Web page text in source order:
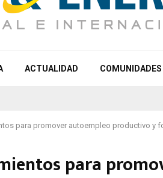
ACTUALIDAD COMUNIDADES
para promover autoempleo productivo y
para